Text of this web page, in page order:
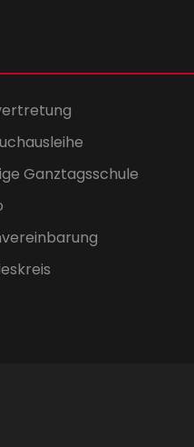
Ganztagsschule